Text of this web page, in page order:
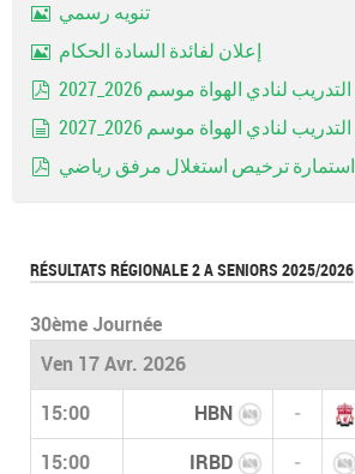
تنويه رسمي
إعلان لفائدة السادة الحكام
استمارة ترخيص استغلال مرفق رياضي
RÉSULTATS RÉGIONALE 2 A SENIORS 2025/2026
30ème Journée
Ven 17 Avr. 2026
15:00 HBN -
15:00 IRBD -